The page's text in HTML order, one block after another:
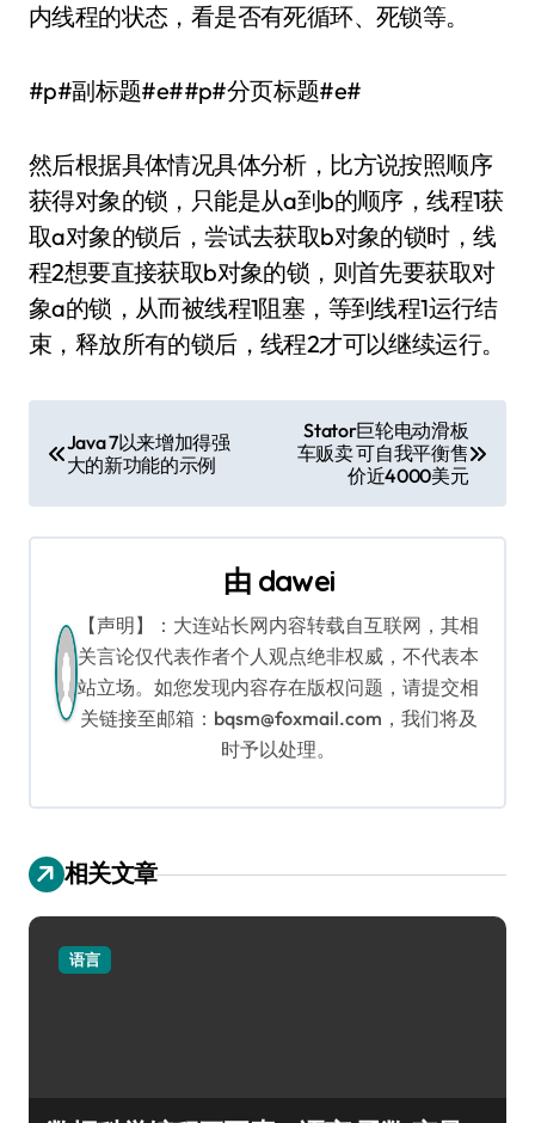
内线程的状态，看是否有死循环、死锁等。
#p#副标题#e##p#分页标题#e#
然后根据具体情况具体分析，比方说按照顺序
获得对象的锁，只能是从a到b的顺序，线程1获
取a对象的锁后，尝试去获取b对象的锁时，线
程2想要直接获取b对象的锁，则首先要获取对
象a的锁，从而被线程1阻塞，等到线程1运行结
束，释放所有的锁后，线程2才可以继续运行。
章
导
Java 7以来增加得强
大的新功能的示例
Stator巨轮电动滑板
车贩卖 可自我平衡售
价近4000美元
由 dawei
【声明】：大连站长网内容转载自互联网，其相
关言论仅代表作者个人观点绝非权威，不代表本
站立场。如您发现内容存在版权问题，请提交相
关链接至邮箱：bqsm@foxmail.com，我们将及
时予以处理。
相关文章
语言